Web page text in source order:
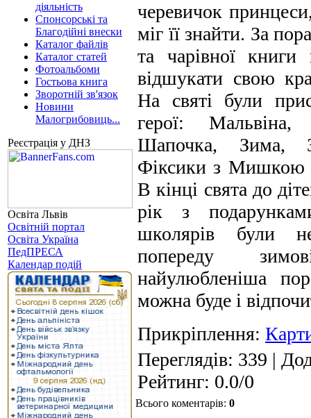
діяльність
Спонсорські та
Благодійні внески
Каталог файлів
Каталог статей
Фотоальбоми
Гостьова книга
Зворотній зв'язок
Новини
Малогрибовиць...
Реєстрація у ДНЗ
Освіта Львів
Освітній портал
Освіта Україна
ПедПРЕСА
Календар подій
черевичок
міг її знайти. За
та чарівної
відшукати свою
На святі були
герої: Мальвіна,
Шапочка, Зима,
Фіксики з Мишкою
В кінці свята до
рік з
школярів були
попереду
найулюбленіша
можна буде і
Прикріплення:
Переглядів: 339 |
Рейтинг: 0.0/0
Всього коментарів: 0